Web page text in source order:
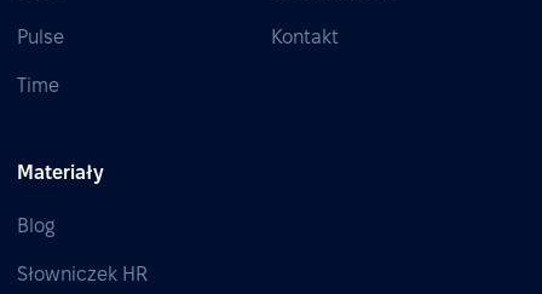
Pulse
Time
Kontakt
Materiały
Blog
Słowniczek HR